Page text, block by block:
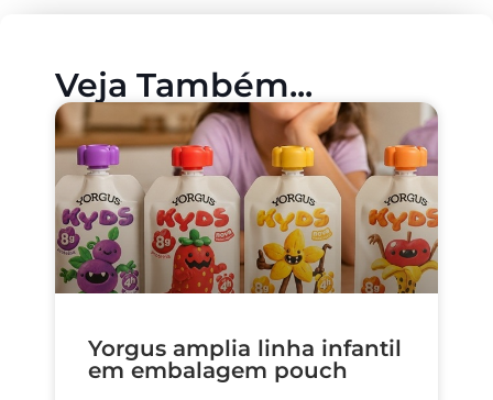
Veja Também...
Yorgus amplia linha infantil
em embalagem pouch